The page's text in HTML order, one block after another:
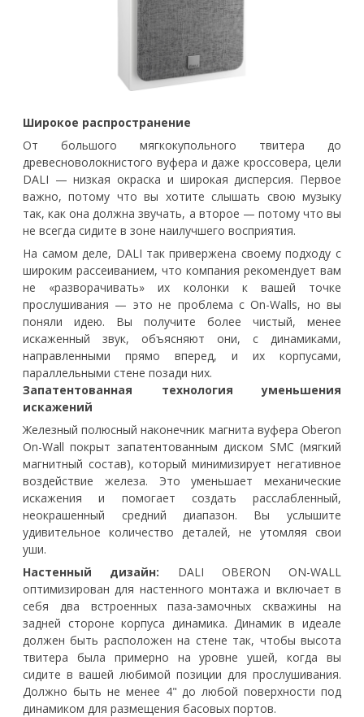
Широкое распространение
От большого мягкокупольного твитера до
древесноволокнистого вуфера и даже кроссовера, цели
DALI — низкая окраска и широкая дисперсия. Первое
важно, потому что вы хотите слышать свою музыку
так, как она должна звучать, а второе — потому что вы
не всегда сидите в зоне наилучшего восприятия.
На самом деле, DALI так привержена своему подходу с
широким рассеиванием, что компания рекомендует вам
не «разворачивать» их колонки к вашей точке
прослушивания — это не проблема с On-Walls, но вы
поняли идею. Вы получите более чистый, менее
искаженный звук, объясняют они, с динамиками,
направленными прямо вперед, и их корпусами,
параллельными стене позади них.
Запатентованная технология уменьшения
искажений
Железный полюсный наконечник магнита вуфера Oberon
On-Wall покрыт запатентованным диском SMC (мягкий
магнитный состав), который минимизирует негативное
воздействие железа. Это уменьшает механические
искажения и помогает создать расслабленный,
неокрашенный средний диапазон. Вы услышите
удивительное количество деталей, не утомляя свои
уши.
Настенный дизайн: DALI OBERON ON-WALL
оптимизирован для настенного монтажа и включает в
себя два встроенных паза-замочных скважины на
задней стороне корпуса динамика. Динамик в идеале
должен быть расположен на стене так, чтобы высота
твитера была примерно на уровне ушей, когда вы
сидите в вашей любимой позиции для прослушивания.
Должно быть не менее 4" до любой поверхности под
динамиком для размещения басовых портов.